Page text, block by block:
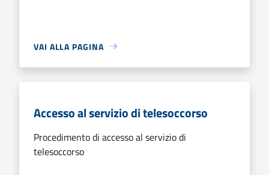
VAI ALLA PAGINA
Accesso al servizio di telesoccorso
Procedimento di accesso al servizio di
telesoccorso